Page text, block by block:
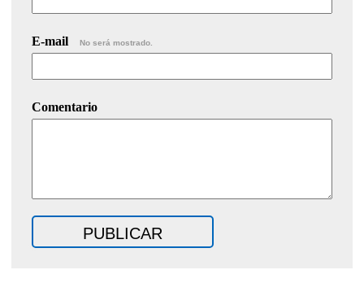
E-mail No será mostrado.
Comentario